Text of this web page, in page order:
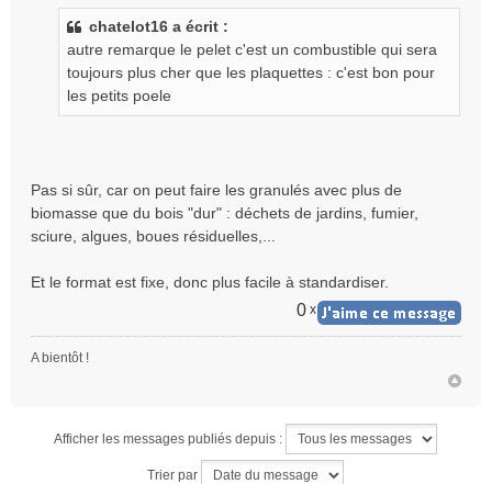
u
chatelot16 a écrit :
autre remarque le pelet c'est un combustible qui sera
toujours plus cher que les plaquettes : c'est bon pour
les petits poele
Pas si sûr, car on peut faire les granulés avec plus de
biomasse que du bois "dur" : déchets de jardins, fumier,
sciure, algues, boues résiduelles,...
Et le format est fixe, donc plus facile à standardiser.
0 x
A bientôt !
Afficher les messages publiés depuis :
Trier par